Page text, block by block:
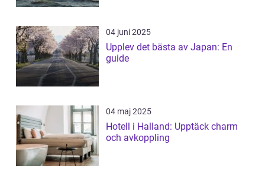
04 juni 2025
Upplev det bästa av Japan: En
guide
04 maj 2025
Hotell i Halland: Upptäck charm
och avkoppling